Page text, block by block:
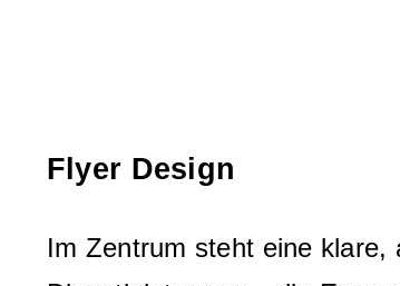
Flyer Design
Im Zentrum steht eine klare,